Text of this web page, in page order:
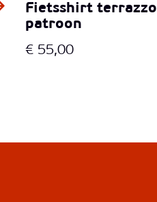
Fietsshirt terrazzo
patroon
€ 55,00